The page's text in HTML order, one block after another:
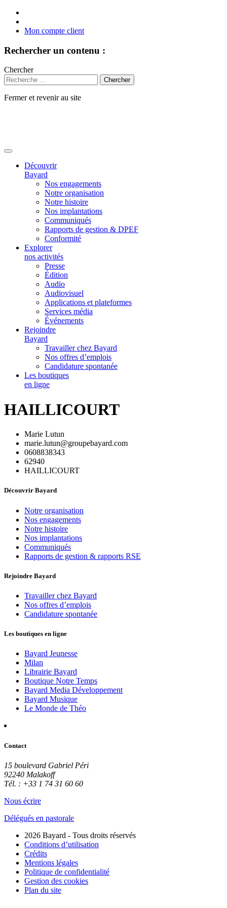
Mon compte client
Rechercher un contenu :
Chercher
Fermer et revenir au site
Découvrir
Bayard
Nos engagements
Notre organisation
Notre histoire
Nos implantations
Communiqués
Rapports de gestion & DPEF
Conformité
Explorer
nos activités
Presse
Édition
Audio
Audiovisuel
Applications et plateformes
Services média
Événements
Rejoindre
Bayard
Travailler chez Bayard
Nos offres d’emplois
Candidature spontanée
Les boutiques
en ligne
HAILLICOURT
Marie Lutun
marie.lutun@groupebayard.com
0608838343
62940
HAILLICOURT
Découvrir Bayard
Notre organisation
Nos engagements
Notre histoire
Nos implantations
Communiqués
Rapports de gestion & rapports RSE
Rejoindre Bayard
Travailler chez Bayard
Nos offres d’emplois
Candidature spontanée
Les boutiques en ligne
Bayard Jeunesse
Milan
Librairie Bayard
Boutique Notre Temps
Bayard Media Développement
Bayard Musique
Le Monde de Théo
Contact
15 boulevard Gabriel Péri
92240 Malakoff
Tél. : +33 1 74 31 60 60
Nous écrire
Délégués en pastorale
2026 Bayard - Tous droits réservés
Conditions d’utilisation
Crédits
Mentions légales
Politique de confidentialité
Gestion des cookies
Plan du site